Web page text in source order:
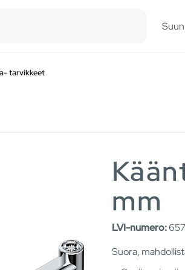
tarvikkeet
mm
LVI-numero:
Suora,